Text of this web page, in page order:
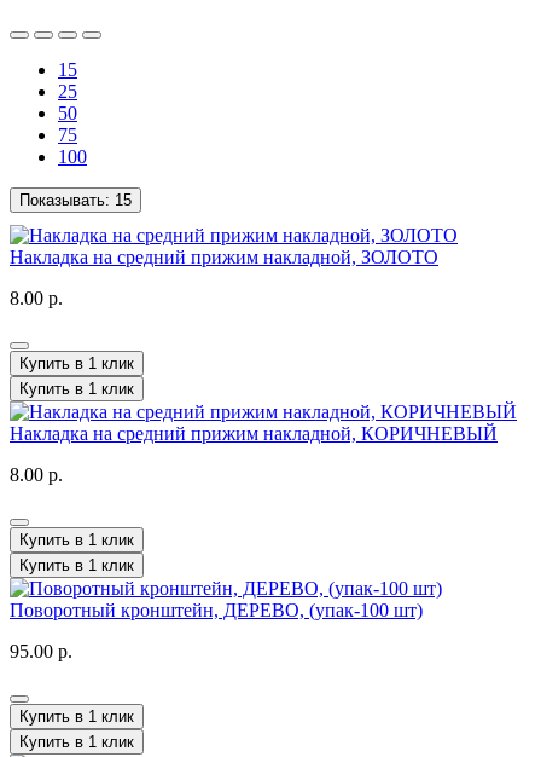
15
25
50
75
100
Показывать: 15
Накладка на средний прижим накладной, ЗОЛОТО
8.00 р.
Купить в 1 клик
Купить в 1 клик
Накладка на средний прижим накладной, КОРИЧНЕВЫЙ
8.00 р.
Купить в 1 клик
Купить в 1 клик
Поворотный кронштейн, ДЕРЕВО, (упак-100 шт)
95.00 р.
Купить в 1 клик
Купить в 1 клик